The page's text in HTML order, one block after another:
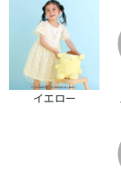
イエロー